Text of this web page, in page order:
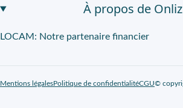
À propos de Onliz
LOCAM: Notre partenaire financier
Mentions légalesPolitique de confidentialitéCGU©